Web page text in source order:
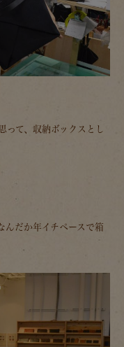
って、収納ボックスとし
んだか年イチペースで箱